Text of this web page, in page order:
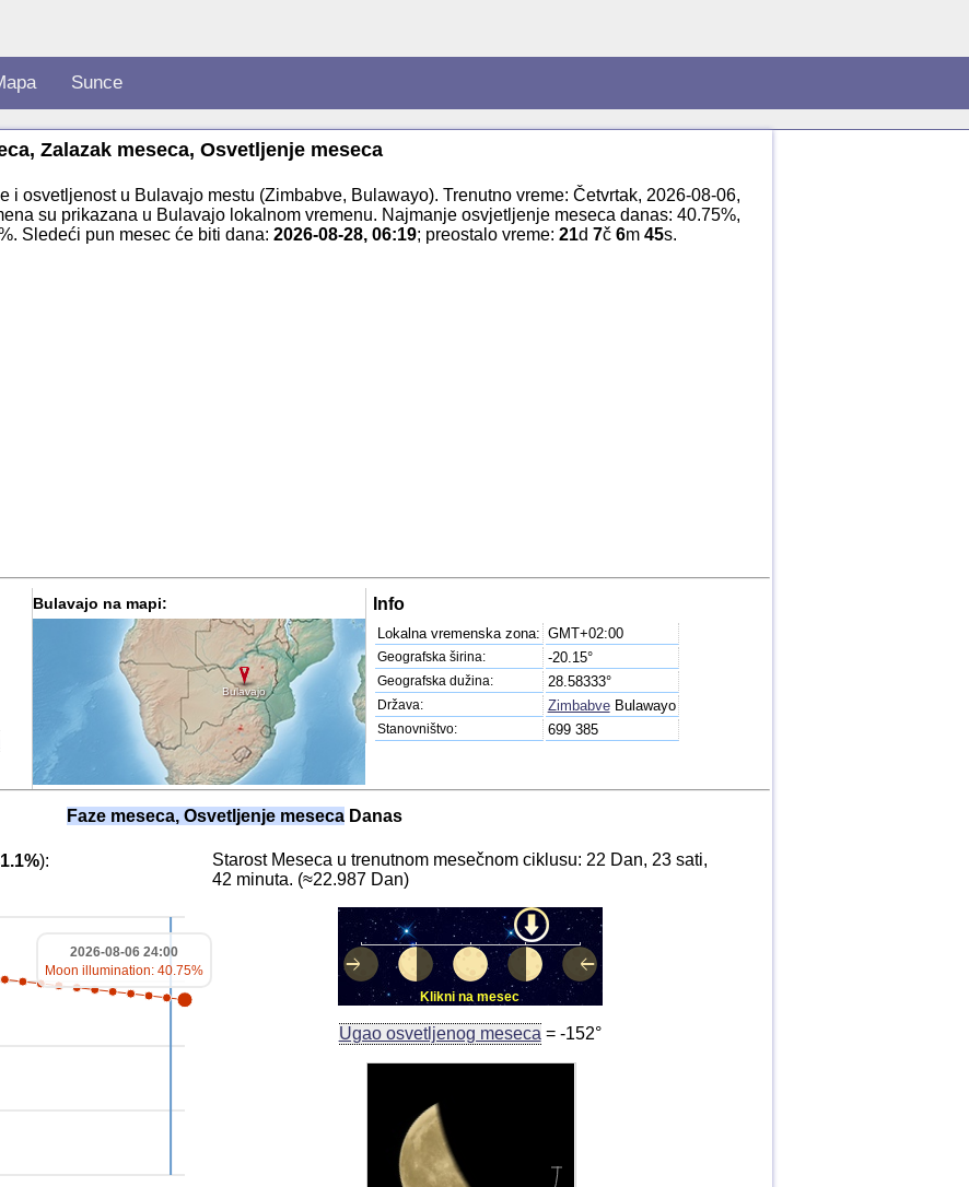
Sunce
Zalazak meseca, Osvetljenje meseca
i osvetljenost u Bulavajo mestu (Zimbabve, Bulawayo). Trenutno vreme: Četvrtak, 2026-08-06,
su prikazana u Bulavajo lokalnom vremenu. Najmanje osvjetljenje meseca danas: 40.75%,
Sledeći pun mesec će biti dana: 2026-08-28, 06:19; preostalo vreme: 21d 7č 6m 45s.
Bulavajo na mapi:
Bulavajo
Info
Lokalna vremenska zona: GMT+02:00
Geografska širina: -20.15°
Geografska dužina: 28.58333°
Država: ZimbabveBulawayo
Stanovništvo: 699 385
Faze meseca, Osvetljenje mesecaDanas
):
2026-08-06 24:00
Moon illumination: 40.75%
Starost Meseca u trenutnom mesečnom ciklusu: 22 Dan, 23 sati,
42 minuta. (≈22.987 Dan)
Klikni na mesec
Ugao osvetljenog meseca = -152°